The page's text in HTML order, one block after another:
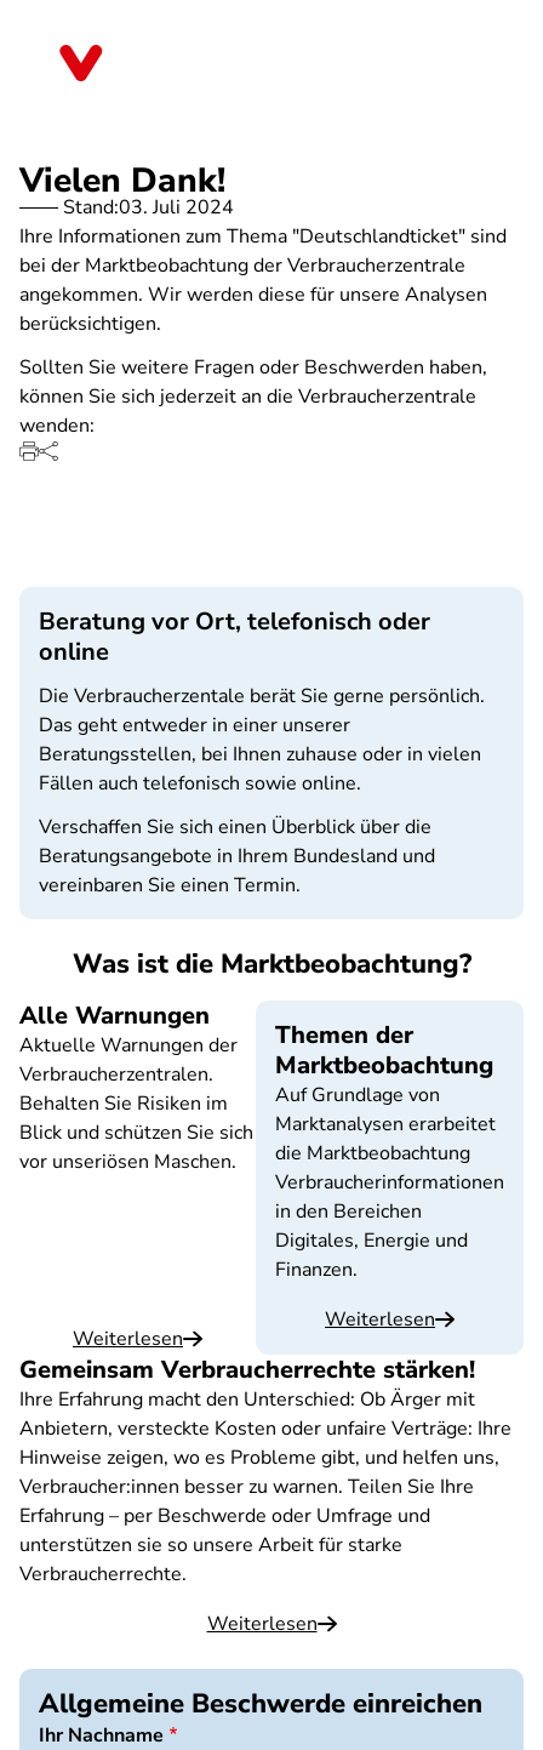
Vielen Dank!
Stand:03. Juli 2024
Ihre Informationen zum Thema "Deutschlandticket" sind
bei der Marktbeobachtung der Verbraucherzentrale
angekommen. Wir werden diese für unsere Analysen
berücksichtigen.
Sollten Sie weitere Fragen oder Beschwerden haben,
können Sie sich jederzeit an die Verbraucherzentrale
wenden:
Beratung vor Ort, telefonisch oder
online
Die Verbraucherzentale berät Sie gerne persönlich.
Das geht entweder in einer unserer
Beratungsstellen, bei Ihnen zuhause oder in vielen
Fällen auch telefonisch sowie online.
Verschaffen Sie sich einen Überblick über die
Beratungsangebote in Ihrem Bundesland und
vereinbaren Sie einen Termin.
Was ist die Marktbeobachtung?
Alle Warnungen
Aktuelle Warnungen der
Verbraucherzentralen.
Behalten Sie Risiken im
Blick und schützen Sie sich
vor unseriösen Maschen.
Weiterlesen
Themen der
Marktbeobachtung
Auf Grundlage von
Marktanalysen erarbeitet
die Marktbeobachtung
Verbraucherinformationen
in den Bereichen
Digitales, Energie und
Finanzen.
Weiterlesen
Gemeinsam Verbraucherrechte stärken!
Ihre Erfahrung macht den Unterschied: Ob Ärger mit
Anbietern, versteckte Kosten oder unfaire Verträge: Ihre
Hinweise zeigen, wo es Probleme gibt, und helfen uns,
Verbraucher:innen besser zu warnen. Teilen Sie Ihre
Erfahrung – per Beschwerde oder Umfrage und
unterstützen sie so unsere Arbeit für starke
Verbraucherrechte.
Weiterlesen
Allgemeine Beschwerde einreichen
Ihr Nachname